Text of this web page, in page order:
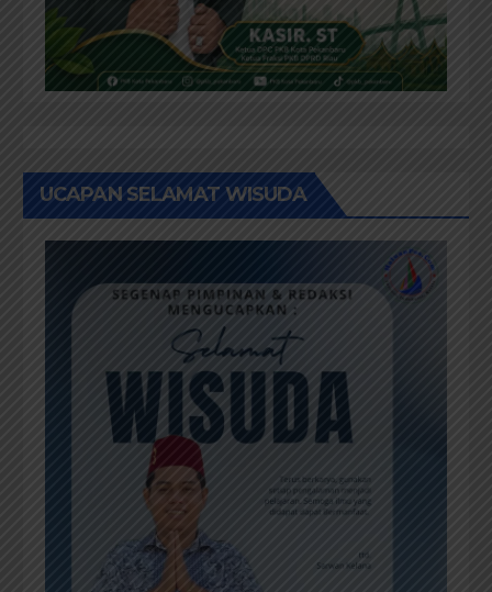
UCAPAN SELAMAT WISUDA